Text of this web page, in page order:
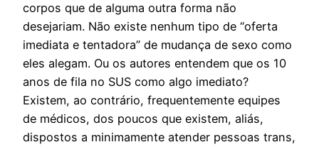
corpos que de alguma outra forma não
desejariam. Não existe nenhum tipo de “oferta
imediata e tentadora” de mudança de sexo como
eles alegam. Ou os autores entendem que os 10
anos de fila no SUS como algo imediato?
Existem, ao contrário, frequentemente equipes
de médicos, dos poucos que existem, aliás,
dispostos a minimamente atender pessoas trans,